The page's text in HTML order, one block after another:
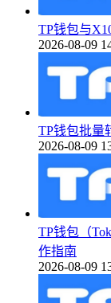
TP钱包与
2026-08-09
TP钱包批量
2026-08-09
TP钱包（
作指南
2026-08-09